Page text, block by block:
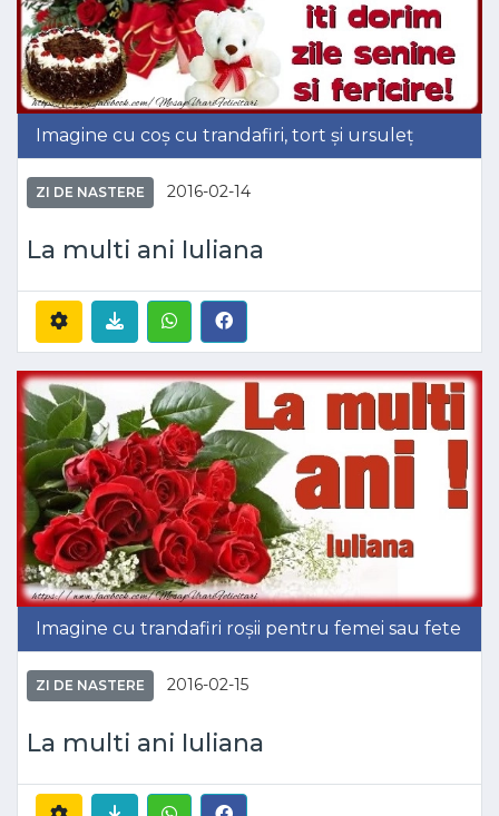
Imagine cu coș cu trandafiri, tort și ursuleț
ZI DE NASTERE 2016-02-14
La multi ani Iuliana
Imagine cu trandafiri roșii pentru femei sau fete
ZI DE NASTERE 2016-02-15
La multi ani Iuliana